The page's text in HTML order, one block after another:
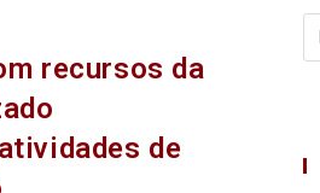
recursos da
de